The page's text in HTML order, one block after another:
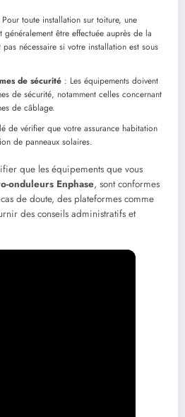
toute installation sur toiture, une
être effectuée auprès de la
nécessaire si votre installation est sous
de sécurité : Les équipements doivent
de sécurité, notamment celles concernant
de câblage.
de vérifier que votre assurance habitation
de panneaux solaires.
que les équipements que vous
onduleurs Enphase, sont conformes
de doute, des plateformes comme
des conseils administratifs et